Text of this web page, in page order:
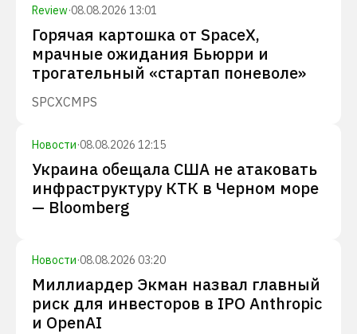
Review·08.08.2026 13:01
Горячая картошка от SpaceX,
мрачные ожидания Бьюрри и
трогательный «стартап поневоле»
SPCXCMPS
Новости·08.08.2026 12:15
Украина обещала США не атаковать
инфраструктуру КТК в Черном море
— Bloomberg
Новости·08.08.2026 03:20
Миллиардер Экман назвал главный
риск для инвесторов в IPO Anthropic
и OpenAI